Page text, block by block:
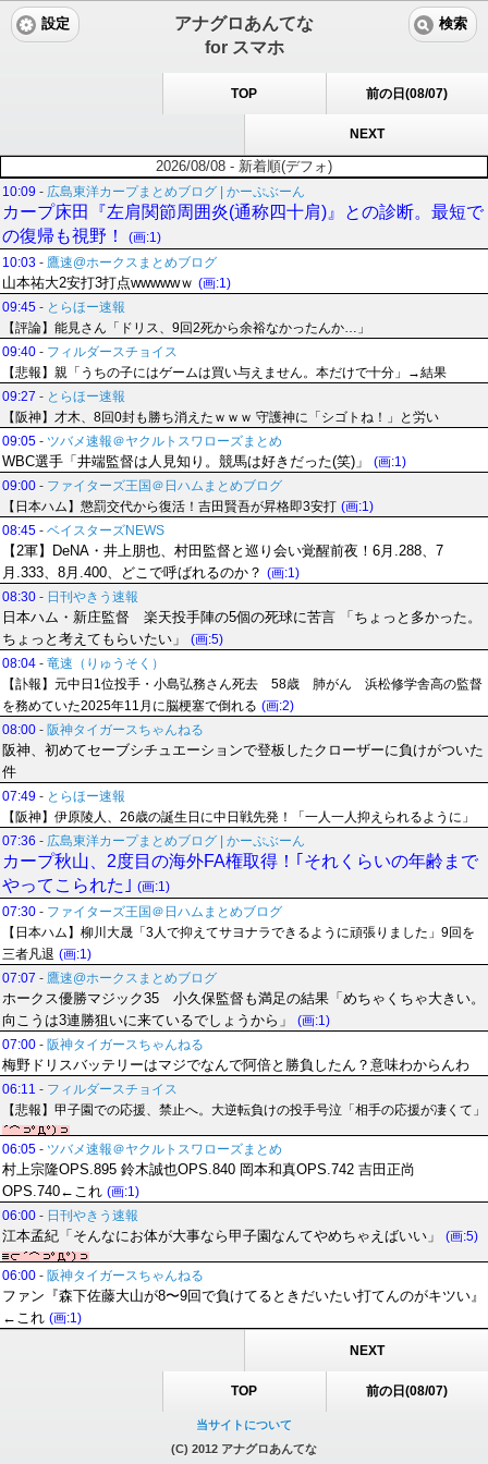
アナグロあんてな
for スマホ
設定 検索
TOP 前の日(08/07)
NEXT
2026/08/08 - 新着順(デフォ)
10:09 - 広島東洋カープまとめブログ | かーぷぶーん
カープ床田『左肩関節周囲炎(通称四十肩)』との診断。最短で
の復帰も視野！
(画:1)
10:03 - 鷹速@ホークスまとめブログ
山本祐大2安打3打点wwwwwｗ (画:1)
09:45 - とらほー速報
【評論】能見さん「ドリス、9回2死から余裕なかったんか…」
09:40 - フィルダースチョイス
【悲報】親「うちの子にはゲームは買い与えません。本だけで十分」→結果
09:27 - とらほー速報
【阪神】才木、8回0封も勝ち消えたｗｗｗ 守護神に「シゴトね！」と労い
09:05 - ツバメ速報＠ヤクルトスワローズまとめ
WBC選手「井端監督は人見知り。競馬は好きだった(笑)」
(画:1)
09:00 - ファイターズ王国＠日ハムまとめブログ
【日本ハム】懲罰交代から復活！吉田賢吾が昇格即3安打 (画:1)
08:45 - ベイスターズNEWS
【2軍】DeNA・井上朋也、村田監督と巡り会い覚醒前夜！6月.288、7
月.333、8月.400、どこで呼ばれるのか？ (画:1)
08:30 - 日刊やきう速報
日本ハム・新庄監督 楽天投手陣の5個の死球に苦言 「ちょっと多かった。
ちょっと考えてもらいたい」
(画:5)
08:04 - 竜速（りゅうそく）
【訃報】元中日1位投手・小島弘務さん死去 58歳 肺がん 浜松修学舎高の監督
を務めていた2025年11月に脳梗塞で倒れる (画:2)
08:00 - 阪神タイガースちゃんねる
阪神、初めてセーブシチュエーションで登板したクローザーに負けがついた
件
07:49 - とらほー速報
【阪神】伊原陵人、26歳の誕生日に中日戦先発！「一人一人抑えられるように」
07:36 - 広島東洋カープまとめブログ | かーぷぶーん
カープ秋山、2度目の海外FA権取得！｢それくらいの年齢まで
やってこられた｣ (画:1)
07:30 - ファイターズ王国＠日ハムまとめブログ
【日本ハム】柳川大晟「3人で抑えてサヨナラできるように頑張りました」9回を
三者凡退 (画:1)
07:07 - 鷹速@ホークスまとめブログ
ホークス優勝マジック35 小久保監督も満足の結果「めちゃくちゃ大きい。
向こうは3連勝狙いに来ているでしょうから」
(画:1)
07:00 - 阪神タイガースちゃんねる
梅野ドリスバッテリーはマジでなんで阿倍と勝負したん？意味わからんわ
06:11 - フィルダースチョイス
【悲報】甲子園での応援、禁止へ。大逆転負けの投手号泣「相手の応援が凄くて」
06:05 - ツバメ速報＠ヤクルトスワローズまとめ
村上宗隆OPS.895 鈴木誠也OPS.840 岡本和真OPS.742 吉田正尚
OPS.740←これ (画:1)
06:00 - 日刊やきう速報
江本孟紀「そんなにお体が大事なら甲子園なんてやめちゃえばいい」 (画:5)
06:00 - 阪神タイガースちゃんねる
ファン『森下佐藤大山が8〜9回で負けてるときだいたい打てんのがキツい』
←これ (画:1)
NEXT
TOP 前の日(08/07)
当サイトについて
(C) 2012 アナグロあんてな